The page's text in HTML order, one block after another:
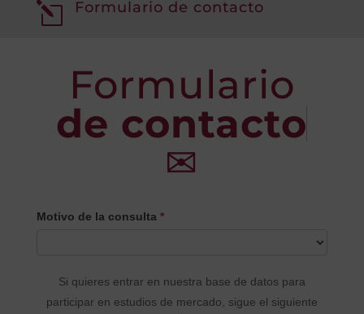
l Formulario de contacto
Formulario
de contacto
✉
CONTACTO
Motivo de la consulta *
Si quieres entrar en nuestra base de datos para
participar en estudios de mercado, sigue el siguiente